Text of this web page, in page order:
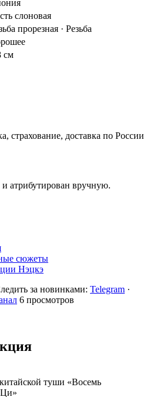
слоновая
прорезная · Резьба
см
страхование, доставка по России
атрибутирован вручную.
сюжеты
Нэцкэ
за новинками: Telegram ·
6 просмотров